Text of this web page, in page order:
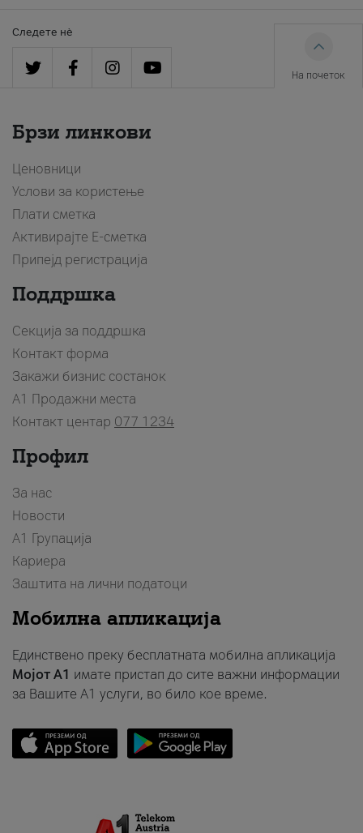
Следете нè
На почеток
Брзи линкови
Ценовници
Услови за користење
Плати сметка
Активирајте Е-сметка
Припејд регистрација
Поддршка
Секција за поддршка
Контакт форма
Закажи бизнис состанок
A1 Продажни места
Контакт центар 077 1234
Профил
За нас
Новости
А1 Групација
Кариера
Заштита на лични податоци
Мобилна апликација
Единствено преку бесплатната мобилна апликација
Мојот A1 имате пристап до сите важни информации
за Вашите A1 услуги, во било кое време.